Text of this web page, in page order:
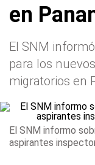
en
El SNM
para los
migratorios en
El SNM informo
aspirantes